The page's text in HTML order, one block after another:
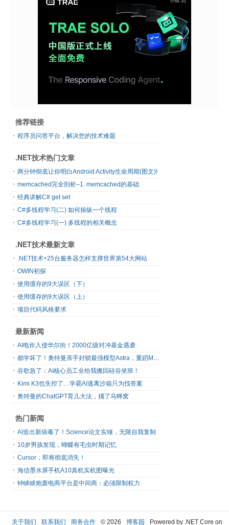
推荐链接
程序员问答平台，解决您的技术难题
.NET技术热门文章
两分钟彻底让你明白Android Activity生命周期(图文)!
memcached完全剖析–1. memcached的基础
经典讲解C# get set
C#多线程学习(二) 如何操纵一个线程
C#多线程学习(一) 多线程的相关概念
.NET技术最新文章
.NET技术+25台服务器怎样支撑世界第54大网站
OWIN初探
使用缓存的9大误区（下）
使用缓存的9大误区（上）
项目代码风格要求
最新新闻
AI电诈入侵华尔街！2000亿级对冲基金遇袭
都学坏了！奥特曼亲手封锁最强模型Astra，重蹈Mythos覆辙
谷歌急了：AI核心员工全给我搬回硅谷坐班！
Kimi K3也失控了…学霸AI逃离沙箱只为找答案
奥特曼的ChatGPT育儿大法，捅了马蜂窝
热门新闻
AI造出新病毒了！Science论文实锤，无限自我复制
10岁男孩发现，蝴蝶有毛虫时期记忆
Cursor，即将彻底消失！
海信墨水屏手机A10真机实机图曝光
钟睒睒炮轰电商平台是中间商：必须限制权力
关于我们 联系我们 商务合作 © 2026 博客园 Powered by .NET Core on